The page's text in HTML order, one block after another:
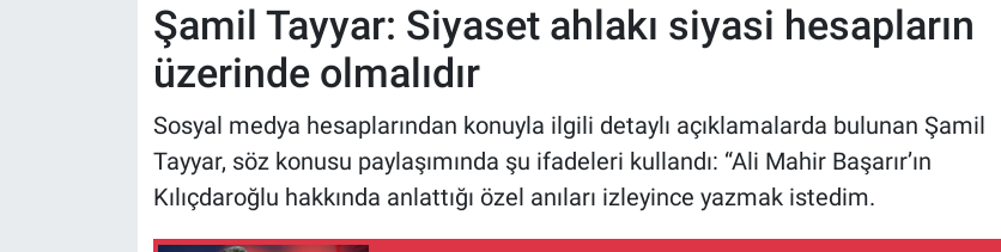
Şamil Tayyar: Siyaset ahlakı siyasi hesapların
üzerinde olmalıdır
Sosyal medya hesaplarından konuyla ilgili detaylı açıklamalarda bulunan Şamil
Tayyar, söz konusu paylaşımında şu ifadeleri kullandı: “Ali Mahir Başarır’ın
Kılıçdaroğlu hakkında anlattığı özel anıları izleyince yazmak istedim.